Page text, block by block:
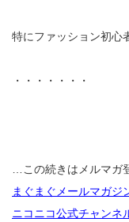
特にファッション初心
・・・・・・・
…この続きはメルマガ
まぐまぐメールマガジ
ニコニコ公式チャンネ